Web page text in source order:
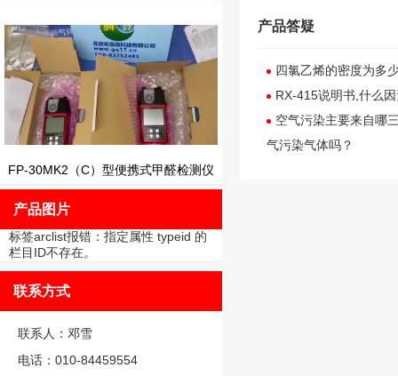
FP-30MK2（C）型便携式甲醛检测仪
产品图片
标签arclist报错：指定属性 typeid 的
栏目ID不存在。
联系方式
联系人：邓雪
电话：010-84459554
产品答疑
四氯乙烯的密度为多
RX-415说明书,什么
空气污染主要来自哪
气污染气体吗？